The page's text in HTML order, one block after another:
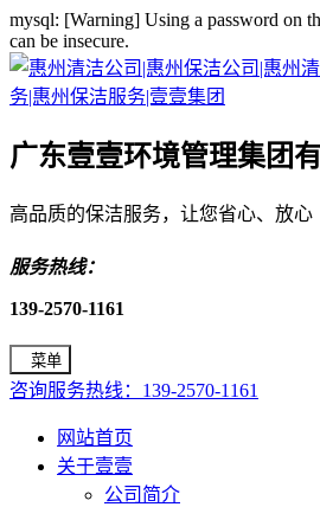
mysql: [Warning] Using a password on
can be insecure.
广东壹壹环境管理集团
高品质的保洁服务，让您省心、放心
服务热线：
139-2570-1161
菜单
咨询服务热线：139-2570-1161
网站首页
关于壹壹
公司简介